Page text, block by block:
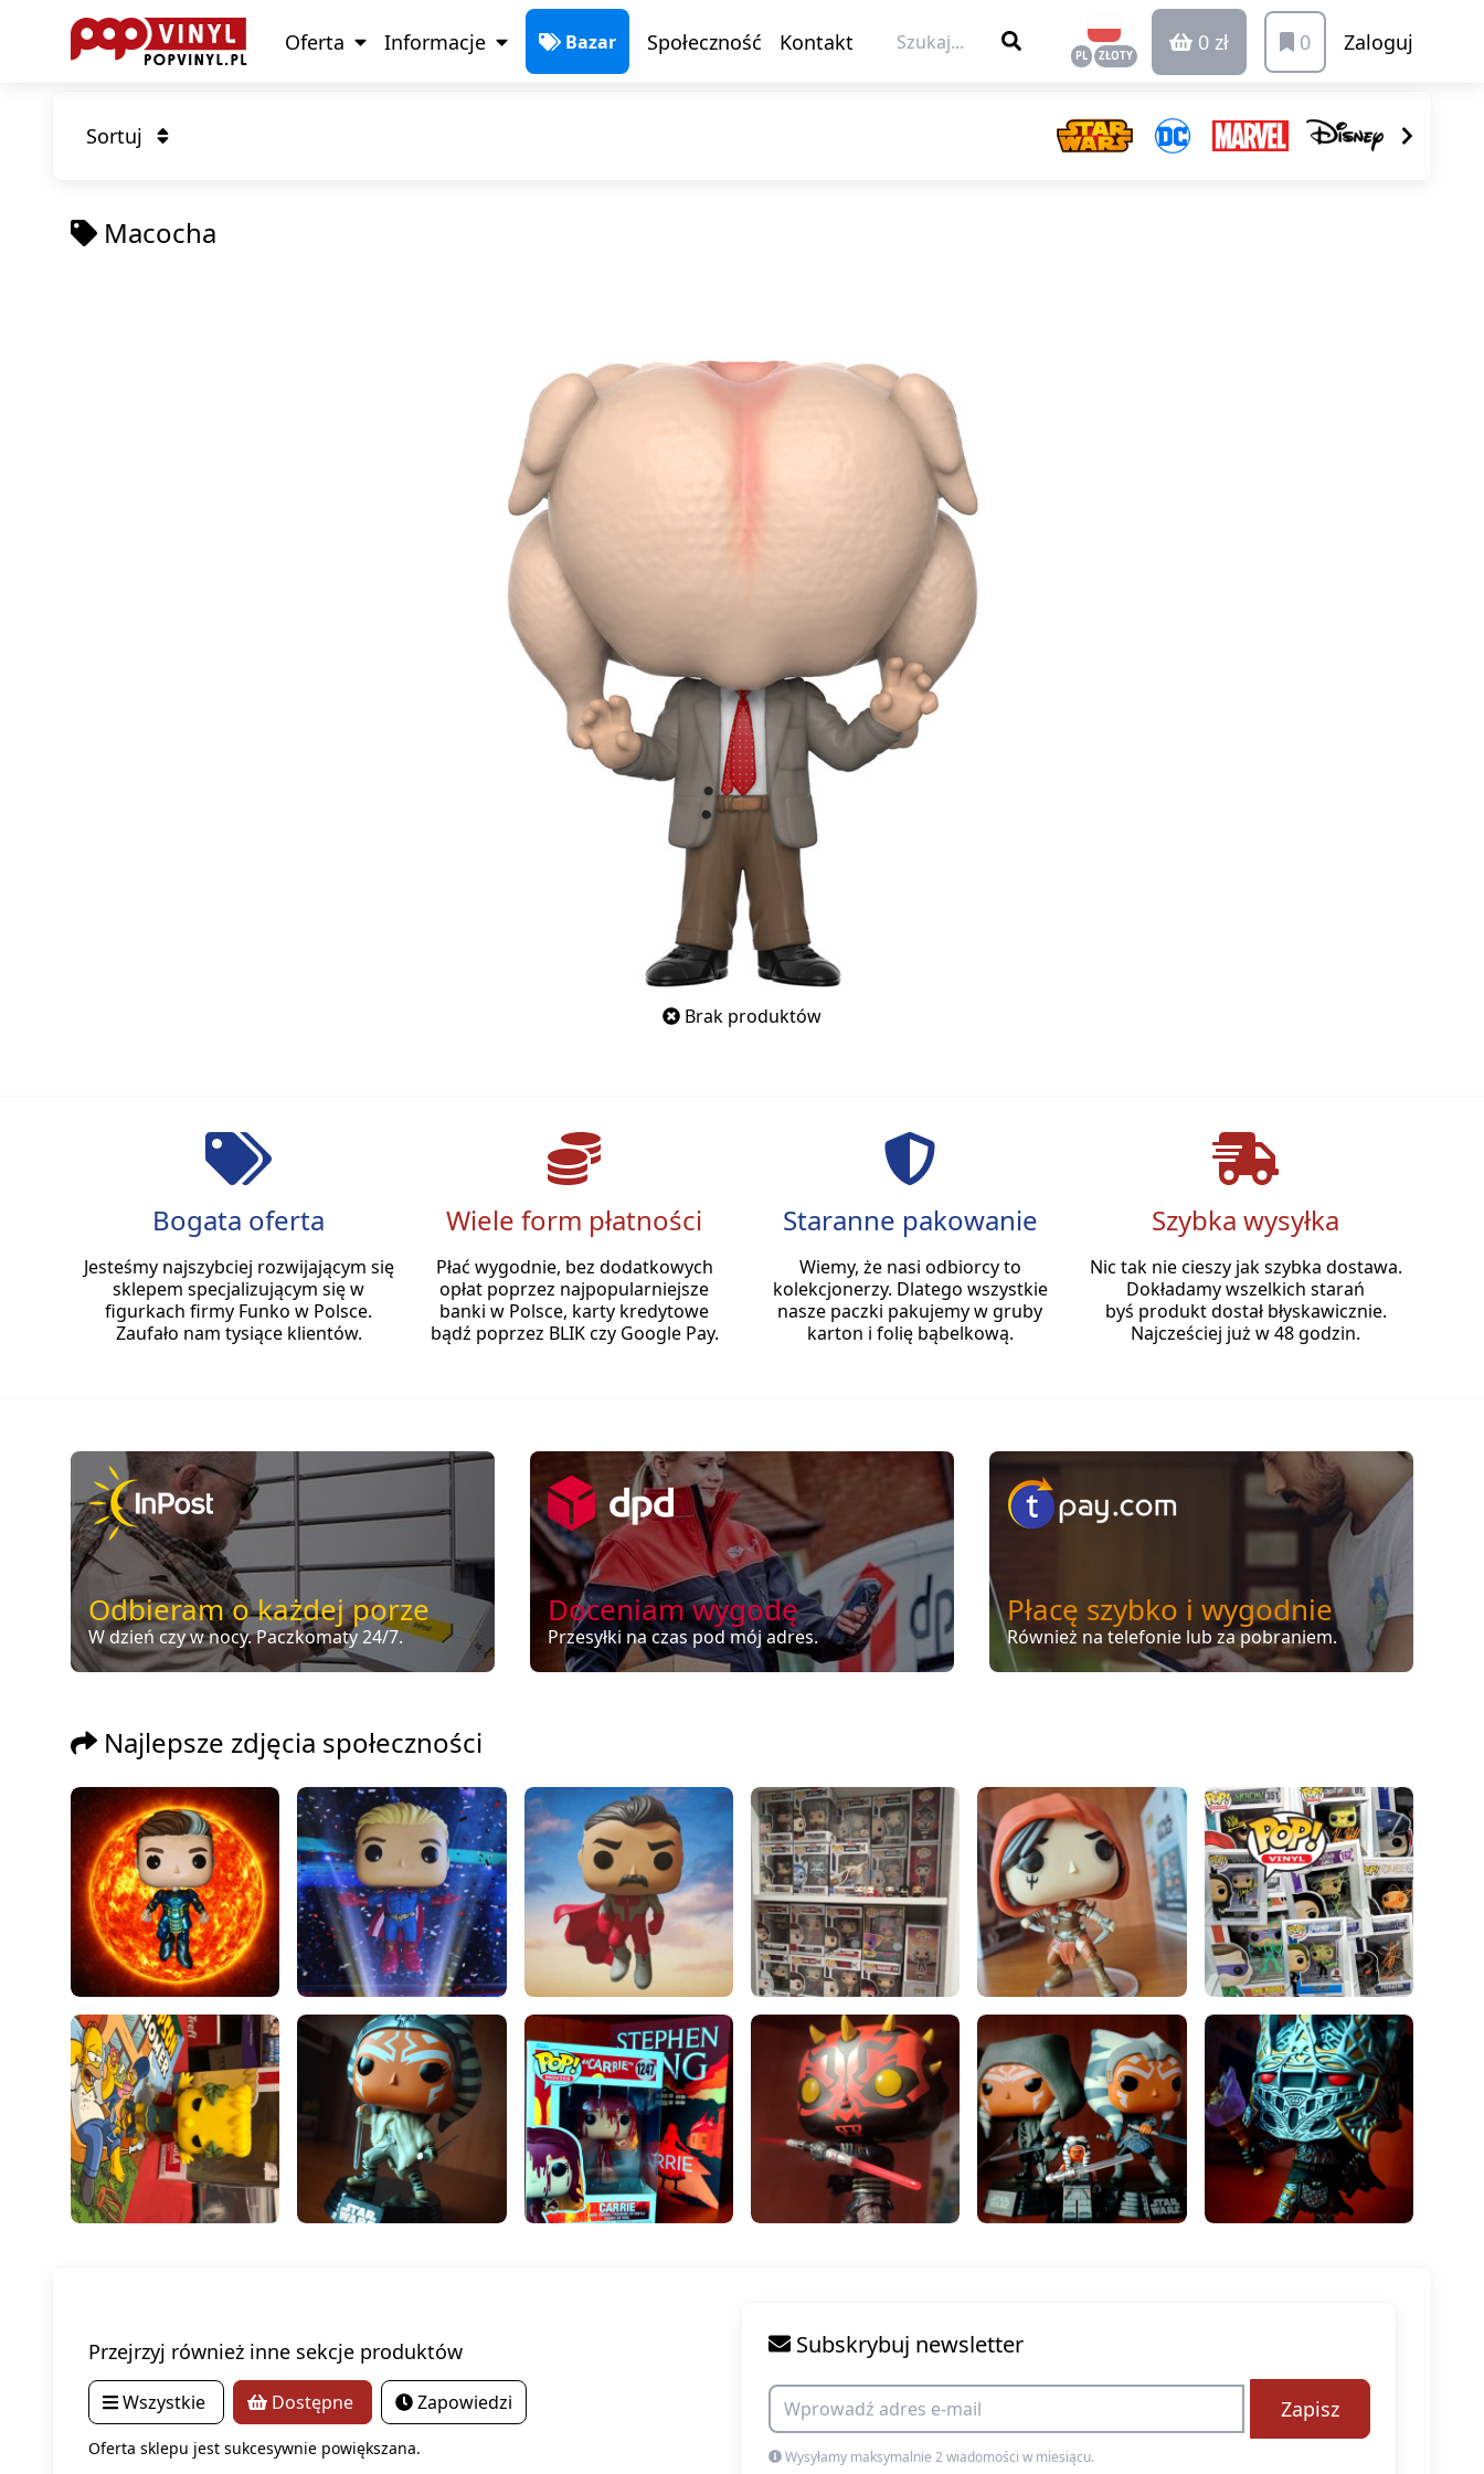
Oferta Informacje Bazar Społeczność Kontakt
PL ZŁOTY
0 zł 0 Zaloguj
Sortuj
Macocha
Brak produktów
Bogata oferta
Jesteśmy najszybciej rozwijającym się
sklepem specjalizującym się w
figurkach firmy Funko w Polsce.
Zaufało nam tysiące klientów.
Wiele form płatności
Płać wygodnie, bez dodatkowych
opłat poprzez najpopularniejsze
banki w Polsce, karty kredytowe
bądź poprzez BLIK czy Google Pay.
Staranne pakowanie
Wiemy, że nasi odbiorcy to
kolekcjonerzy. Dlatego wszystkie
nasze paczki pakujemy w gruby
karton i folię bąbelkową.
Szybka wysyłka
Nic tak nie cieszy jak szybka dostawa.
Dokładamy wszelkich starań
byś produkt dostał błyskawicznie.
Najcześciej już w 48 godzin.
Odbieram o każdej porze
W dzień czy w nocy. Paczkomaty 24/7.
Doceniam wygodę
Przesyłki na czas pod mój adres.
Płacę szybko i wygodnie
Również na telefonie lub za pobraniem.
Najlepsze zdjęcia społeczności
Przejrzyj również inne sekcje produktów
Wszystkie Dostępne Zapowiedzi
Oferta sklepu jest sukcesywnie powiększana.
Subskrybuj newsletter
Zapisz
Wysyłamy maksymalnie 2 wiadomości w miesiącu.